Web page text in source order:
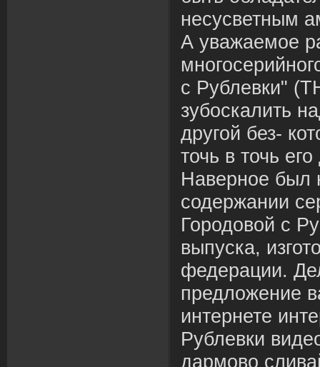
несусветным
А уважаемое
с Рублевки"
зубоскалить
другой без-
точь в точь
Наверное был
содержании
Городовой с
выпуска,
федерации.
предложение
интернете
Рублевки
дармово